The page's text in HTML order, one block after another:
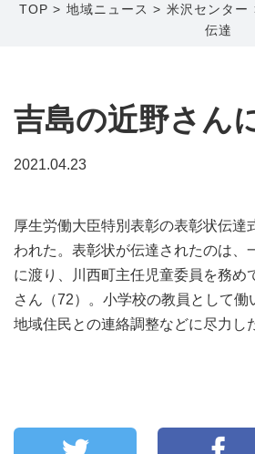
北海道函館市桔梗町379-31
0138-34-2525
営業時間 9:00～18:00
新
TOP > 地域ニュース > 米沢センター
伝達
吉島の近野さん
2021.04.23
厚生労働大臣特別表彰の表彰状伝達
われた。表彰状が伝達されたのは、
に渡り、川西町主任児童委員を務め
さん（72）。小学校の教員として
地域住民との連絡調整などに尽力し